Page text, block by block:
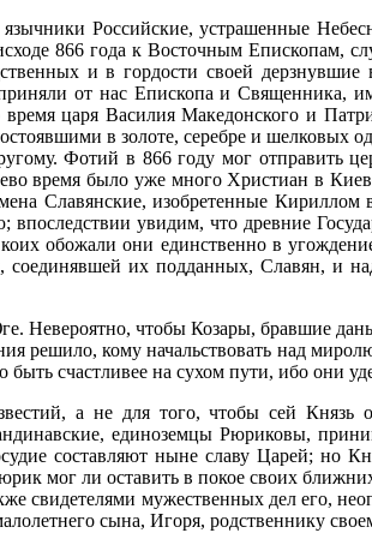
Российские, устрашенные
866 года к Восточным Епископам,
и в гордости своей
от нас Епископа и Священника,
царя Василия Македонского и
в золоте, серебре и шелковых
Фотий в 866 году мог отправить
время было уже много Христиан в
Славянские, изобретенные Кириллом
впоследствии увидим, что древние
обожали они единственно в
соединявшей их подданных, Славян, и
Невероятно, чтобы Козары, бравшие
решило, кому начальствовать над
счастливее на сухом пути, ибо они
а не для того, чтобы сей Князь
единоземцы Рюриковы,
составляют ныне славу Царей; но
мог ли оставить в покое своих
свидетелями мужественных дел его,
сына, Игоря, родственнику